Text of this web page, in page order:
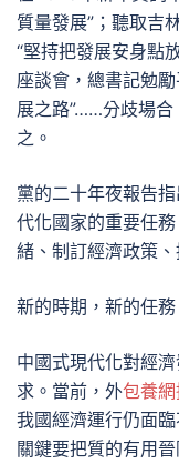
質量發展”；聽取吉
“堅持把發展安身點
座談會，總書記勉
展之路”……分歧場合
之。
黨的二十年夜報告
代化國家的重要任
緒、制訂經濟政策
新的時期，新的任
中國式現代化對經
求。當前，外包養
我國經濟運行仍面
關鍵要把質的有用